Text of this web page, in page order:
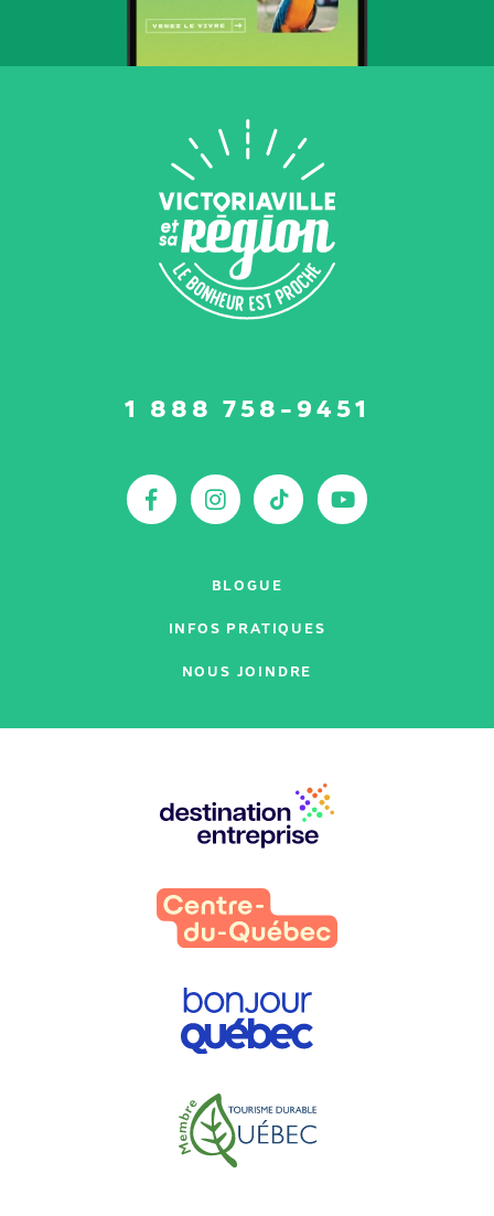
1 888 758-9451
Facebook
Instagram
TikTok
BLOGUE
INFOS PRATIQUES
NOUS JOINDRE
partenaires
: